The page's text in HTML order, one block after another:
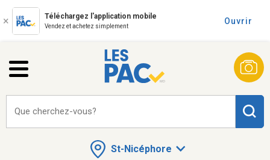
Téléchargez l'application mobile
Vendez et achetez simplement
Ouvrir
St-Nicéphore
Que cherchez-vous?